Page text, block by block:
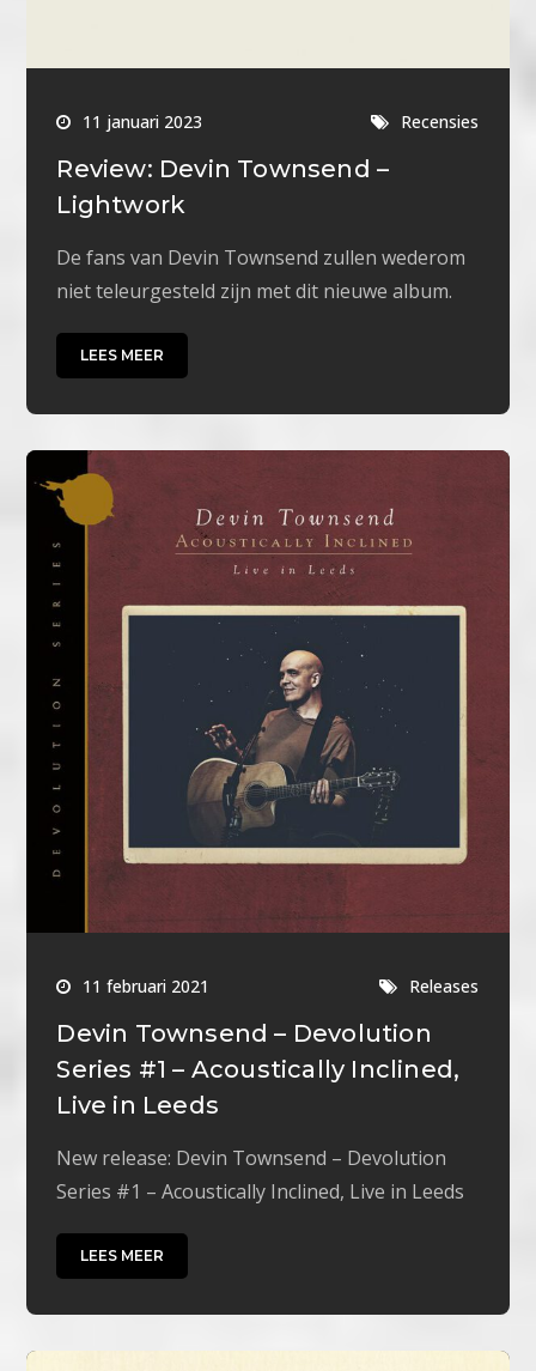
11 januari 2023 Recensies
Review: Devin Townsend –
Lightwork
De fans van Devin Townsend zullen wederom
niet teleurgesteld zijn met dit nieuwe album.
LEES MEER
11 februari 2021 Releases
Devin Townsend – Devolution
Series #1 – Acoustically Inclined,
Live in Leeds
New release: Devin Townsend – Devolution
Series #1 – Acoustically Inclined, Live in Leeds
LEES MEER